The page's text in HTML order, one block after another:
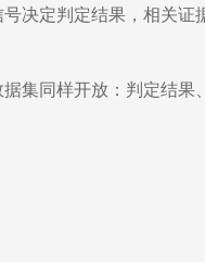
决定判定结果，相关证
集同样开放：判定结